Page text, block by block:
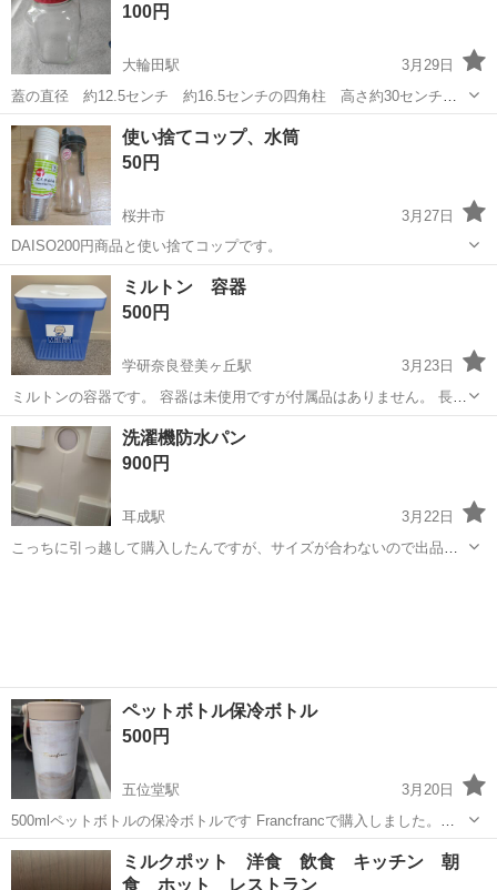
100円
大輪田駅
3月29日
蓋の直径 約12.5センチ 約16.5センチの四角柱 高さ約30センチの
ガラス瓶です。未使用です。 よろしくお願いします。
奈良 北葛城郡 大輪田駅 家庭用品
使い捨てコップ、水筒
50円
桜井市
3月27日
DAISO200円商品と使い捨てコップです。
奈良 桜井市 家庭用品 水筒
ミルトン 容器
500円
学研奈良登美ヶ丘駅
3月23日
ミルトンの容器です。 容器は未使用ですが付属品はありません。 長期
保管品です。
奈良 生駒市 学研奈良登美ヶ丘駅
洗濯機防水パン
900円
耳成駅
3月22日
こっちに引っ越して購入したんですが、サイズが合わないので出品で
ペットボトル保冷ボトル
500円
五位堂駅
3月20日
500mlペットボトルの保冷ボトルです Francfrancで購入しました。
傷、汚れありません。
奈良 香芝市 五位堂駅 家庭用品 ペットボトル
ミルクポット 洋食 飲食 キッチン 朝
食 ホット レストラン